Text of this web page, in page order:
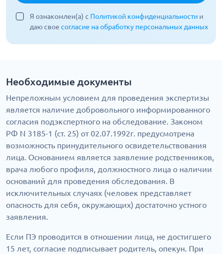
Я ознакомлен(а) с Политикой конфиденциальности и
даю свое согласие на обработку персональных данных
Необходимые документы
Непреложным условием для проведения экспертизы
является наличие добровольного информированного
согласия подэкспертного на обследование. Законом
РФ N 3185-1 (ст. 25) от 02.07.1992г. предусмотрена
возможность принудительного освидетельствования
лица. Основанием является заявление родственников,
врача любого профиля, должностного лица о наличии
оснований для проведения обследования. В
исключительных случаях (человек представляет
опасность для себя, окружающих) достаточно устного
заявления.
Если ПЭ проводится в отношении лица, не достигшего
15 лет, согласие подписывает родитель, опекун. При